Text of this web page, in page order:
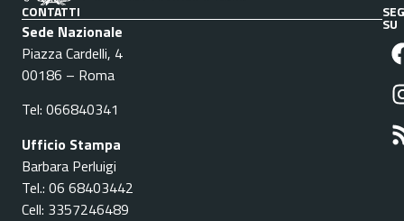
CONTATTI
Sede Nazionale
Piazza Cardelli, 4
00186 – Roma
Tel: 066840341
Ufficio Stampa
Barbara Perluigi
Tel.: 06 68403442
Cell: 3357246489
SU